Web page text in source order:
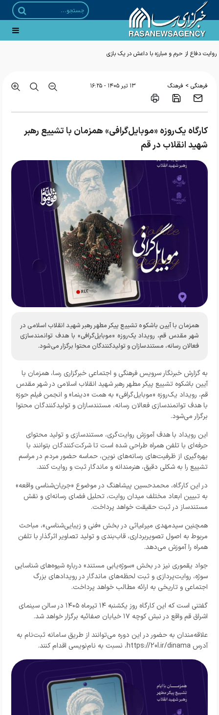
فرهنگی > فرهنگ ۱۳ تير ۱۴۰۵ - ۱۶:۲۵
کارگاه یک‌روزه «موبایل‌گرافی» همزمان با تشییع رهبر
شهید انقلاب در قم
همزمان با آیین باشکوه تشییع پیکر مطهر رهبر شهید انقلاب اسلامی در
شهر مقدس قم، رویداد یک‌روزه «موبایل‌گرافی» با هدف توانمندسازی
فعالان رسانه، مستندسازان و تولیدکنندگان محتوا برگزار می‌شود.
به گزارش خبرنگار سرویس فرهنگی و اجتماعی خبرگزاری رسا، همزمان با
آیین باشکوه تشییع پیکر مطهر رهبر شهید انقلاب اسلامی در شهر مقدس
قم، رویداد یک‌روزه «موبایل‌گرافی» به همت «دینما» و انجمن فیلم حوزه
با هدف توانمندسازی فعالان رسانه، مستندسازان و تولیدکنندگان محتوا
برگزار می‌شود.
این رویداد با هدف آموزش روایت‌گری، مستندسازی و تولید محتوای
حرفه‌ای با تلفن همراه طراحی شده است تا شرکت‌کنندگان بتوانند با
بهره‌گیری از ظرفیت‌های رسانه‌های نوین، حماسه حضور مردم در مراسم
تشییع را به شکلی دقیق، هنرمندانه و ماندگار ثبت و روایت کنند.
در این کارگاه، محمدحسین پیشاهنگ در موضوع «جریان‌شناسی واقعه»
به تبیین ابعاد مختلف میدان روایت، تحلیل فضای رسانه‌ای و نقش
مستندساز در ثبت حقیقت خواهد پرداخت.
همچنین سیدمهدی میرغیاثی در بخش «فنی و زیبایی‌شناسی»، مباحث
مربوط به اصول تصویربرداری، قاب‌بندی و تولید تصاویر اثرگذار با تلفن
همراه را آموزش می‌دهد.
جواد یقموری نیز در بخش «سوژه‌یابی مستند» درباره شیوه‌های شناسایی
سوژه، روایت‌پردازی و ثبت لحظه‌های ماندگار در رویدادهای بزرگ
اجتماعی و تاریخی به ارائه مطالب خواهد پرداخت.
گفتنی است که این کارگاه روز یکشنبه ۱۴ تیرماه ۱۴۰۵ در سالن سینمای
اشراق قم واقع در نبش کوچه ۱۷ خیابان صفائیه برگزار خواهد شد.
علاقه‌مندان به حضور در این دوره می‌توانند از طریق سامانه ثبت‌نام به
آدرس https://20l.ir/dinama، نسبت به نام‌نویسی اقدام کنند.